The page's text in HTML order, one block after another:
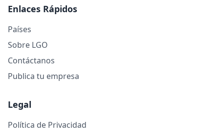
Enlaces Rápidos
Países
Sobre LGO
Contáctanos
Publica tu empresa
Legal
Política de Privacidad